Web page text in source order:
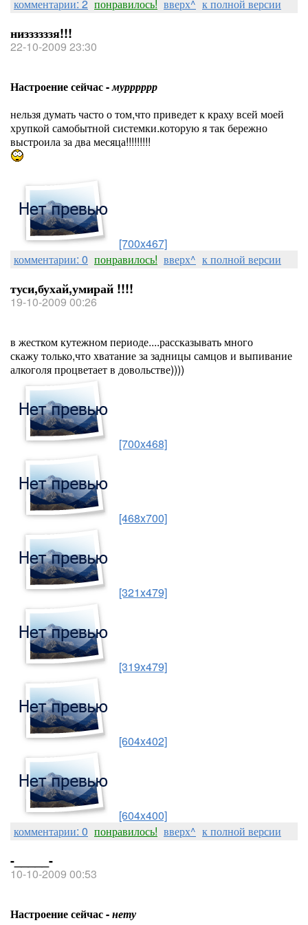
комментарии: 2 понравилось! вверх^ к полной версии
низзззззя!!!
22-10-2009 23:30
Настроение сейчас -мурррррр
нельзя думать часто о том,что приведет к краху всей моей
хрупкой самобытной системки.которую я так бережно
выстроила за два месяца!!!!!!!!!
[700x467]
комментарии: 0 понравилось! вверх^ к полной версии
туси,бухай,умирай !!!!
19-10-2009 00:26
в жестком кутежном периоде....рассказывать много
скажу только,что хватание за задницы самцов и выпивание
алкоголя процветает в довольстве))))
[700x468]
[468x700]
[321x479]
[319x479]
[604x402]
[604x400]
комментарии: 0 понравилось! вверх^ к полной версии
-_____-
10-10-2009 00:53
Настроение сейчас -нету